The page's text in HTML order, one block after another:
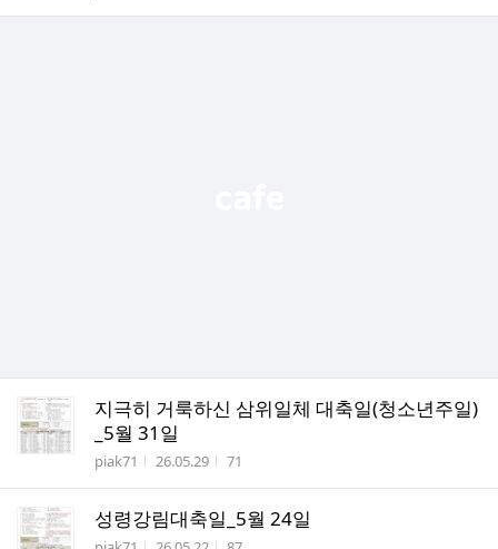
지극히 거룩하신 삼위일체 대축일(청소년주일)
_5월 31일
작성자
piak71 작성시간
26.05.29 조회수
71
성령강림대축일_5월 24일